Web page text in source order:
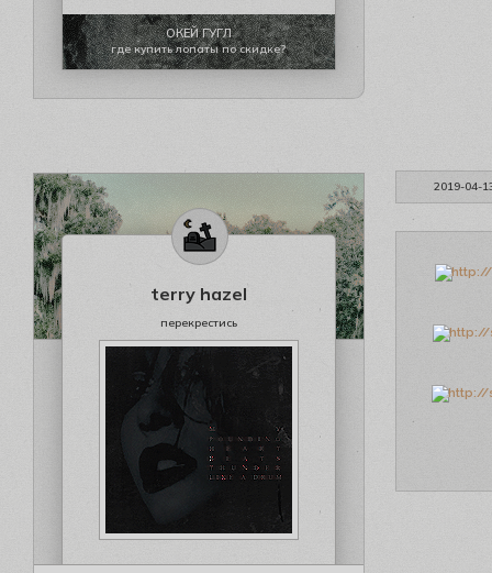
ОКЕЙ ГУГЛ
где купить лопаты по скидке?
2019-04-
terry hazel
перекрестись